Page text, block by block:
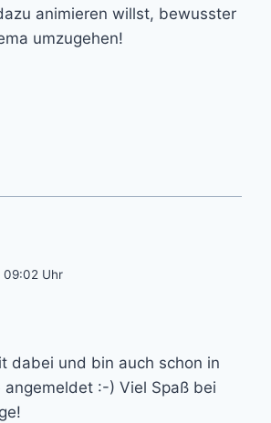
animieren willst, bewusster
umzugehen!
09:02 Uhr
dabei und bin auch schon in
angemeldet :-) Viel Spaß bei